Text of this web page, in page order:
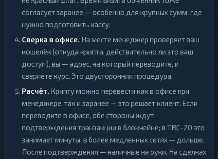
согласует заранее — особенно для крупных сумм, где
нужно подготовить кассу.
Сверка в офисе. На месте менеджер проверяет ваш
кошелёк (откуда крипта, действительно ли это ваш
доступ), вы — адрес, на который переводите, и
сверяете курс. Это двусторонняя процедура.
Расчёт. Крипту можно перевести как в офисе при
менеджере, так и заранее — это решает клиент. Если
переводите в офисе, обе стороны ждут
подтверждения транзакции в блокчейне; в TRC-20 это
занимает минуты, в более медленных сетях — дольше.
После подтверждения — наличные на руки. На сделках